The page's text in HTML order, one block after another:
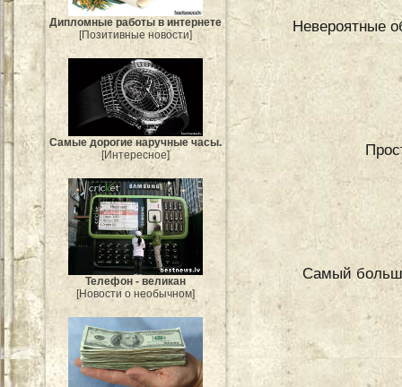
Дипломные работы в интернете
[Позитивные новости]
Самые дорогие наручные часы.
[Интересное]
Телефон - великан
[Новости о необычном]
Невероятные
Самый